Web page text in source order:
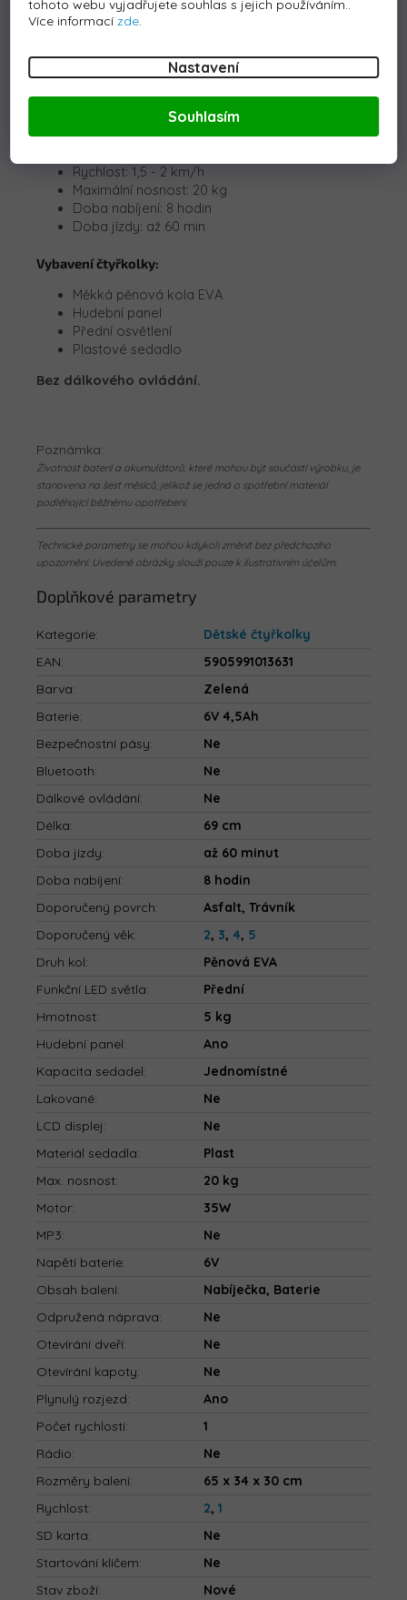
tohoto webu vyjadřujete souhlas s jejich používáním..
Více informacízde.
Nastavení
Souhlasím
Technické parametry:
Výkon: 35W
Baterie: 6V 4,5Ah
Délka vozidla: 69 cm
Šířka vozidla: 40 cm
Výška vozidla: 43,5 cm
Rychlost: 1,5 - 2 km/h
Maximální nosnost: 20 kg
Doba nabíjení: 8 hodin
Doba jízdy: až 60 min
Vybavení čtyřkolky:
Měkká pěnová kola EVA
Hudební panel
Přední osvětlení
Plastové sedadlo
Bez dálkového ovládání.
Poznámka:
Životnost baterií a akumulátorů, které mohou být součástí výrobku, je
stanovena na šest měsíců, jelikož se jedná o spotřební materiál
podléhající běžnému opotřebení.
Technické parametry se mohou kdykoli změnit bez předchozího
upozornění. Uvedené obrázky slouží pouze k ilustrativním účelům.
Doplňkové parametry
Kategorie:
Dětské čtyřkolky
EAN:
5905991013631
Barva:
Zelená
Baterie:
6V 4,5Ah
Bezpečnostní pásy:
Ne
Bluetooth:
Ne
Dálkové ovládání:
Ne
Délka:
69 cm
Doba jízdy:
až 60 minut
Doba nabíjení:
8 hodin
Doporučený povrch:
Asfalt, Trávník
Doporučený věk: 2, 3, 4, 5
Druh kol:
Pěnová EVA
Funkční LED světla:
Přední
Hmotnost:
5 kg
Hudební panel:
Ano
Kapacita sedadel:
Jednomístné
Lakované:
Ne
LCD displej:
Ne
Materiál sedadla:
Plast
Max. nosnost:
20 kg
Motor:
35W
MP3:
Ne
Napětí baterie:
6V
Obsah balení:
Nabíječka, Baterie
Odpružená náprava:
Ne
Otevírání dveří:
Ne
Otevírání kapoty:
Ne
Plynulý rozjezd:
Ano
Počet rychlostí:
1
Rádio:
Ne
Rozměry balení:
65 x 34 x 30 cm
Rychlost: 2, 1
SD karta:
Ne
Startování klíčem:
Ne
Stav zboží:
Nové